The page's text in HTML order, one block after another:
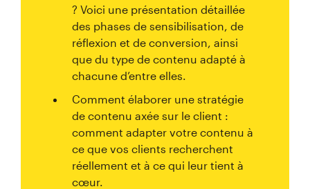
? Voici une présentation détaillée
des phases de sensibilisation, de
réflexion et de conversion, ainsi
que du type de contenu adapté à
chacune d’entre elles.
Comment élaborer une stratégie
de contenu axée sur le client :
comment adapter votre contenu à
ce que vos clients recherchent
réellement et à ce qui leur tient à
cœur.